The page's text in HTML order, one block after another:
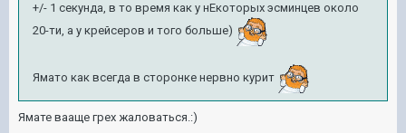
+/- 1 секунда, в то время как у нЕкоторых эсминцев около
20-ти, а у крейсеров и того больше)
Ямато как всегда в сторонке нервно курит
Ямате вааще грех жаловаться.:)